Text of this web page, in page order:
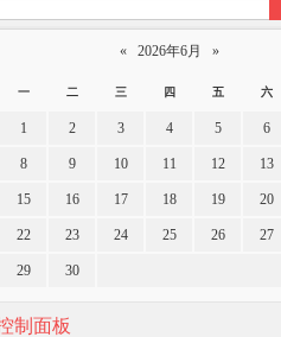
« 2026年6月 »
一 二 三 四 五 六
1 2 3 4 5 6
8 9 10 11 12 13
15 16 17 18 19 20
22 23 24 25 26 27
29 30
制面板